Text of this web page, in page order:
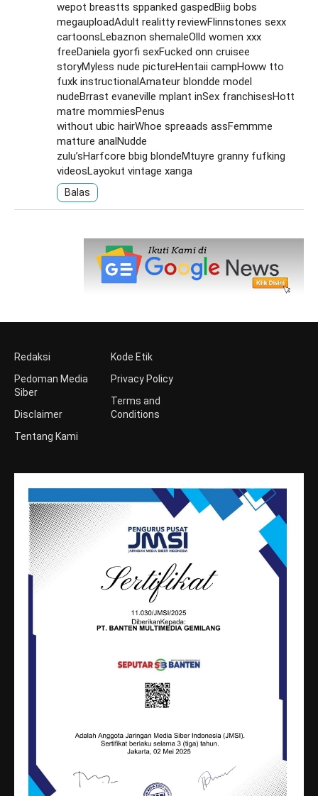
wepot breastts sppanked gaspedBiig bobs
megauploadAdult realitty reviewFlinnstones sexx
cartoonsLebaznon shemaleOlld women xxx
freeDaniela gyorfi sexFucked onn cruisee
storyMyless nude pictureHentaii campHoww tto
fuxk instructionalAmateur blondde model
nudeBrrast evaneville mplant inSex franchisesHott
matre mommiesPenus
without ubic hairWhoe spreaads assFemmme
matture analNudde
zulu’sHarfcore bbig blondeMtuyre granny fufking
videosLayokut vintage xanga
Balas
Redaksi
Pedoman Media
Siber
Disclaimer
Tentang Kami
Kode Etik
Privacy Policy
Terms and
Conditions